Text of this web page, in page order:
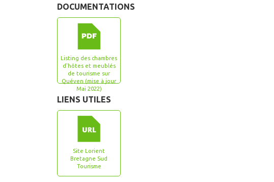
DOCUMENTATIONS
Listing des chambres
d'hôtes et meublés
de tourisme sur
Quéven (mise à jour
Mai 2022)
LIENS UTILES
Site Lorient
Bretagne Sud
Tourisme